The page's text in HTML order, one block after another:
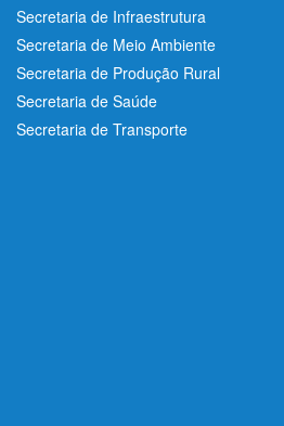
Secretaria de Infraestrutura
Secretaria de Meio Ambiente
Secretaria de Produção Rural
Secretaria de Saúde
Secretaria de Transporte